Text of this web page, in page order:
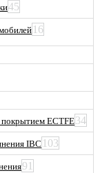
45
16
ECTFE34
IBC 103
91